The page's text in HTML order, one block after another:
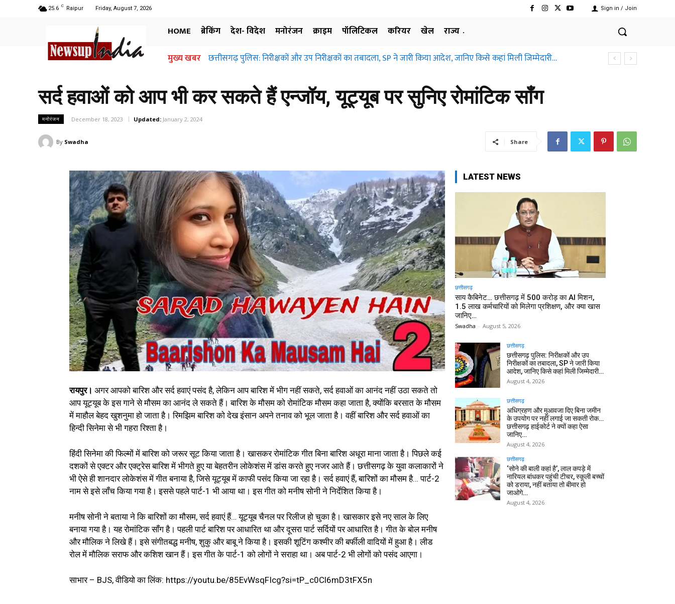
25.6 C Raipur Friday, August 7, 2026 Sign in / Join
HOME ब्रेकिंग देश- विदेश मनोरंजन क्राइम पॉलिटिकल करियर खेल
राज्य
मुख्य खबर छत्तीसगढ़ पुलिस: निरीक्षकों और उप निरीक्षकों का तबादला, SP ने जारी किया आदेश, जानिए किसे कहां मिली जिम्मेदारी…
सर्द हवाओं को आप भी कर सकते हैं एन्जॉय, यूट्यूब पर सुनिए रोमांटिक सॉंग
मनोरंजन December 18, 2023 Updated: January 2, 2024
By Swadha Share
रायपुर। अगर आपको बारिश और सर्द हवाएं पसंद है, लेकिन आप बारिश में भीग नहीं सकते, सर्द हवाओं का आनंद नहीं उठा सकते तो
आप यूट्यूब के इस गाने से मौसम का आनंद ले सकते हैं। बारिश के मौसम को रोमांटिक मौसम कहा जाता है, क्योंकि बरसात के मौसम
में माहौल बेहद खुशनुमा हो जाता है। रिमझिम बारिश को देख इंसान अपने तनाव को भूल जाता है। वहीं बारिश और सर्द हवाओं का
हिन्दी सिनेमा से भी गहरा रिश्ता है।
हिंदी सिनेमा की फिल्मों में बारिश को जरूर सूट किया जाता है। खासकर रोमांटिक गीत बिना बारिश अधूरा माना जाता है। पिछले कई
दशकों से एक्टर और एक्ट्रेस बारिश में भीगते हुए या बेहतरीन लोकेशंस में डांस करते हुए नजर आते हैं। छत्तीसगढ़ के युवा कलाकारों ने
भी ऐसे ही शानदार लोकेशंस में गीत बनाया है, जिसे यूट्यूब में काफी पसंद किया जा रहा है। सर्द हवाएं हैं, बारिशों का मौसम है… पार्ट-2
नाम से इसे लॉंच किया गया है। इससे पहले पार्ट-1 भी आया था। इस गीत को मनीष सोनी ने निर्देशित किया है।
मनीष सोनी ने बताया ने कि बारिशों का मौसम, सर्द हवाएं हैं… यूट्यूब चैनल पर रिलीज हो चुका है। खासकार इसे नए साल के लिए
बनाया गया है। यह रोमांटिक सॉंग है। पहली पार्ट बारिश पर आधारित था और दूसरा पार्ट सर्दियों पर आधारित है। गीत के बोल मनीष
और मौलिक ने लिखे हैं। इसे संगीतबद्ध मनीष, शुकु और बाबू ने किया है। इसकी शूटिंग कश्मीर की बर्फीली वादियों में हुआ है। लीड
रोल में मौलिक सराफ और कशिश खान हैं। इस गीत के पार्ट-1 को लोगों ने सराहा था। अब पार्ट-2 भी लोगों को पसंद आएगा।
साभार – ‌BJS, वीडियो का लिंक: https://youtu.be/85EvWsqFIcg?si=tP_c0Cl6mD3tFX5n
LATEST NEWS
छत्तीसगढ़
साय कैबिनेट… छत्तीसगढ़ में 500 करोड़ का AI मिशन,
1.5 लाख कर्मचारियों को मिलेगा प्रशिक्षण, और क्या खास
जानिए…
Swadha - August 5, 2026
छत्तीसगढ़
छत्तीसगढ़ पुलिस: निरीक्षकों और उप
निरीक्षकों का तबादला, SP ने जारी किया
आदेश, जानिए किसे कहां मिली जिम्मेदारी…
August 4, 2026
छत्तीसगढ़
अधिग्रहण और मुआवजा दिए बिना जमीन
के उपयोग पर नहीं लगाई जा सकती रोक…
छत्तीसगढ़ हाईकोर्ट ने क्यों कहा ऐसा
जानिए…
August 4, 2026
छत्तीसगढ़
‘सोने की बाली कहां है’, लाल कपड़े में
नारियल बांधकर पहुंची टीचर, स्कूली बच्चों
को डराया, नहीं बताया तो बीमार हो
जाओगे…
August 4, 2026